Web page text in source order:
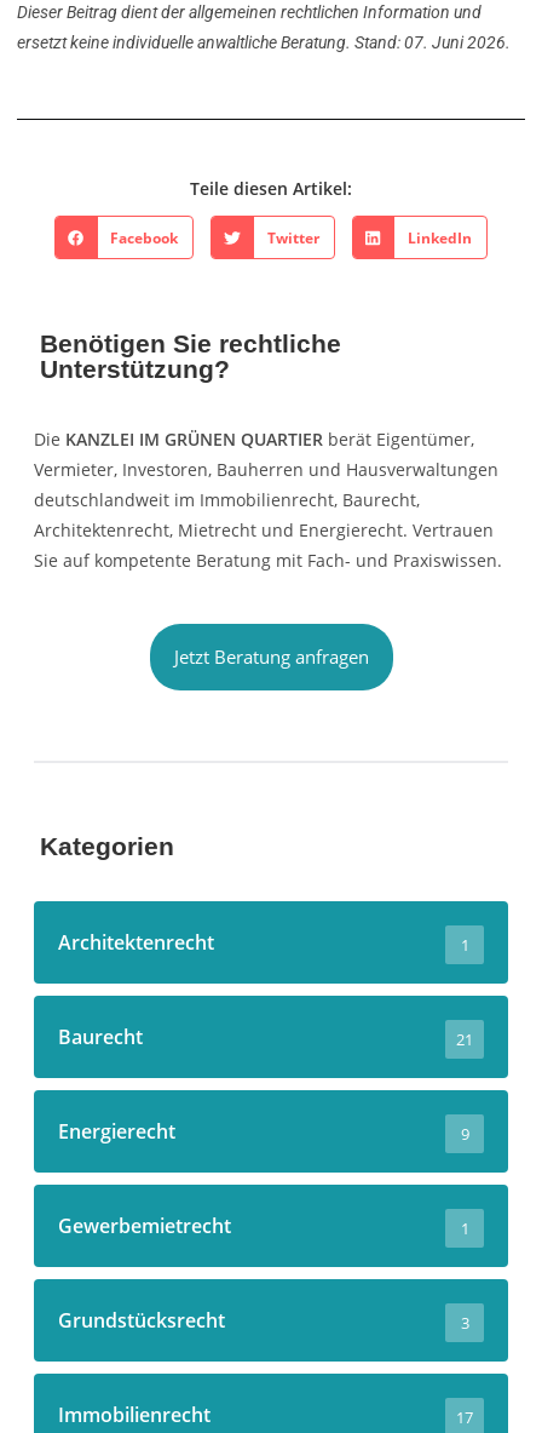
Dieser Beitrag dient der allgemeinen rechtlichen Information und
ersetzt keine individuelle anwaltliche Beratung. Stand: 07. Juni 2026.
Teile diesen Artikel:
Facebook Twitter LinkedIn
Benötigen Sie rechtliche
Unterstützung?
Die KANZLEI IM GRÜNEN QUARTIER berät Eigentümer,
Vermieter, Investoren, Bauherren und Hausverwaltungen
deutschlandweit im Immobilienrecht, Baurecht,
Architektenrecht, Mietrecht und Energierecht. Vertrauen
Sie auf kompetente Beratung mit Fach- und Praxiswissen.
Jetzt Beratung anfragen
Kategorien
Architektenrecht 1
Baurecht 21
Energierecht 9
Gewerbemietrecht 1
Grundstücksrecht 3
Immobilienrecht 17